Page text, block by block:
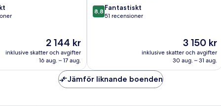
Priset
är
2 144 kr
2 144 kr
inklusive skatter och avgifter
16 aug. – 17 aug.
8.8
av
8,8 Fantastiskt
51 recensioner
Priset
är
3 150 kr
3 150 kr
inklusive skatter och avgifter
30 aug. – 31 aug.
Jämför liknande boenden